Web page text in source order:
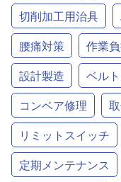
切削加工用治具
腰痛対策
作業
設計製造
ベル
コンベア修理
リミットスイッチ
定期メンテナンス